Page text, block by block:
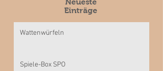
Neueste
Einträge
Wattenwürfeln
Spiele-Box SPO